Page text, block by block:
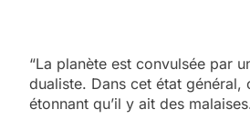
“La planète est convulsée par
dualiste. Dans cet état général,
étonnant qu’il y ait des